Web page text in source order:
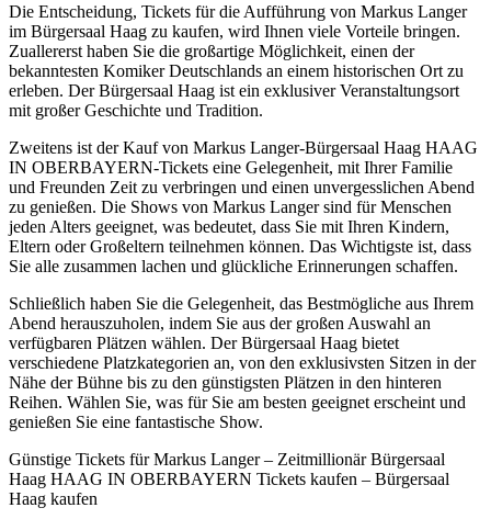
Die Entscheidung, Tickets für die Aufführung von Markus Langer
im Bürgersaal Haag zu kaufen, wird Ihnen viele Vorteile bringen.
Zuallererst haben Sie die großartige Möglichkeit, einen der
bekanntesten Komiker Deutschlands an einem historischen Ort zu
erleben. Der Bürgersaal Haag ist ein exklusiver Veranstaltungsort
mit großer Geschichte und Tradition.
Zweitens ist der Kauf von Markus Langer-Bürgersaal Haag HAAG
IN OBERBAYERN-Tickets eine Gelegenheit, mit Ihrer Familie
und Freunden Zeit zu verbringen und einen unvergesslichen Abend
zu genießen. Die Shows von Markus Langer sind für Menschen
jeden Alters geeignet, was bedeutet, dass Sie mit Ihren Kindern,
Eltern oder Großeltern teilnehmen können. Das Wichtigste ist, dass
Sie alle zusammen lachen und glückliche Erinnerungen schaffen.
Schließlich haben Sie die Gelegenheit, das Bestmögliche aus Ihrem
Abend herauszuholen, indem Sie aus der großen Auswahl an
verfügbaren Plätzen wählen. Der Bürgersaal Haag bietet
verschiedene Platzkategorien an, von den exklusivsten Sitzen in der
Nähe der Bühne bis zu den günstigsten Plätzen in den hinteren
Reihen. Wählen Sie, was für Sie am besten geeignet erscheint und
genießen Sie eine fantastische Show.
Günstige Tickets für Markus Langer – Zeitmillionär Bürgersaal
Haag HAAG IN OBERBAYERN Tickets kaufen – Bürgersaal
Haag kaufen